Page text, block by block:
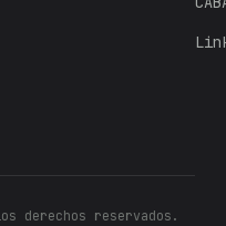
derechos reservados.